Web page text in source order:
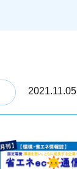
2021.11.05